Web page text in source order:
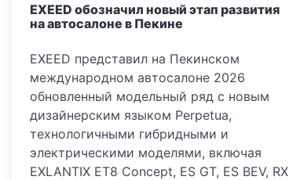
EXEED обозначил новый этап развития
на автосалоне в Пекине
EXEED представил на Пекинском
международном автосалоне 2026
обновленный модельный ряд с новым
дизайнерским языком Perpetua,
технологичными гибридными и
электрическими моделями, включая
EXLANTIX ET8 Concept, ES GT, ES BEV, RX